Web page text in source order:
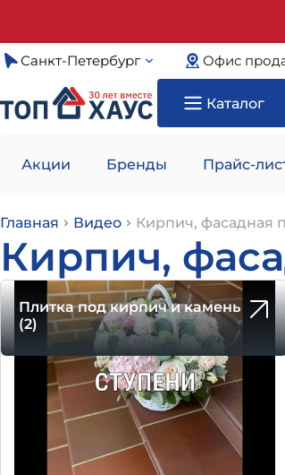
Санкт-Петербург Офис
Каталог
Акции Бренды Прайс-
Главная Видео Кирпич, фасадная
Кирпич,
Плитка под кирпич и камень
(2)